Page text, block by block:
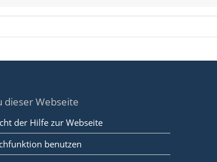
dieser Webseite
der Hilfe zur Webseite
benutzen